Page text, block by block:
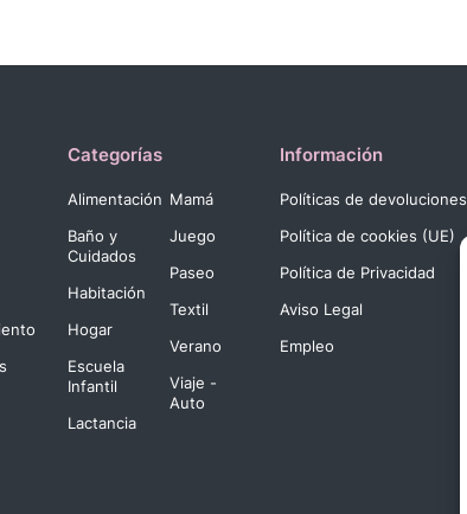
Categorías
Alimentación
Baño y
Cuidados
Habitación
Hogar
Escuela
Infantil
Lactancia
Mamá
Juego
Paseo
Textil
Verano
Viaje -
Auto
Información
Políticas de devoluciones
Política de cookies (UE)
Política de Privacidad
Aviso Legal
Empleo